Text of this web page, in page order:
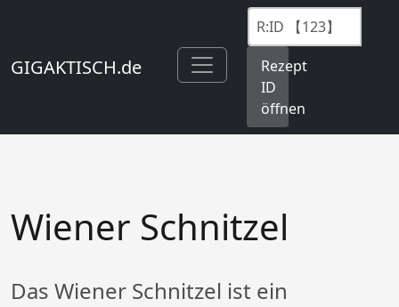
GIGAKTISCH.de
Rezept
ID
öffnen
Wiener Schnitzel
Das Wiener Schnitzel ist ein